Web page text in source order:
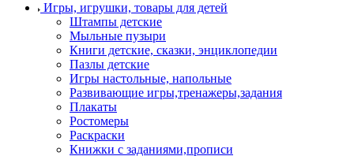
Игры, игрушки, товары для детей
Штампы детские
Мыльные пузыри
Книги детские, сказки, энциклопедии
Пазлы детские
Игры настольные, напольные
Развивающие игры,тренажеры,задания
Плакаты
Ростомеры
Раскраски
Книжки с заданиями,прописи